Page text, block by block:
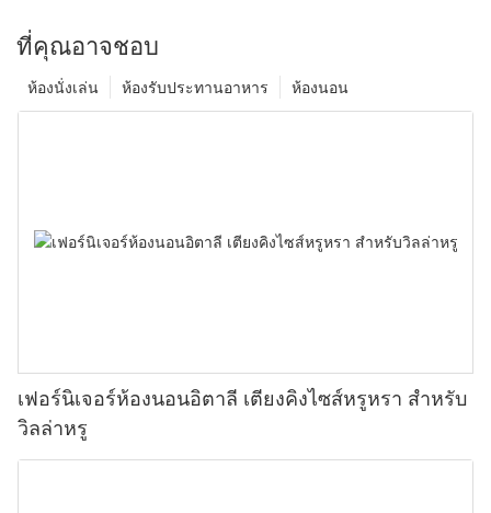
ที่คุณอาจชอบ
ห้องนอน
ห้องรับประทานอาหาร
ห้องนั่งเล่น
เฟอร์นิเจอร์ห้องนอนอิตาลี เตียงคิงไซส์หรูหรา สำหรับ
วิลล่าหรู